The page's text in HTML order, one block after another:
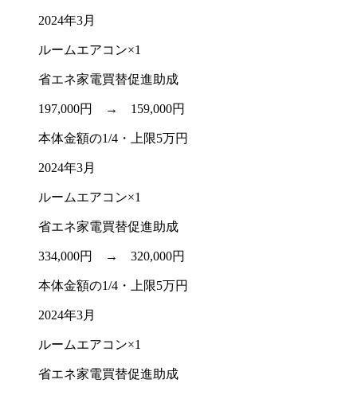
2024年3月
ルームエアコン×1
省エネ家電買替促進助成
197,000円 → 159,000円
本体金額の1/4・上限5万円
2024年3月
ルームエアコン×1
省エネ家電買替促進助成
334,000円 → 320,000円
本体金額の1/4・上限5万円
2024年3月
ルームエアコン×1
省エネ家電買替促進助成